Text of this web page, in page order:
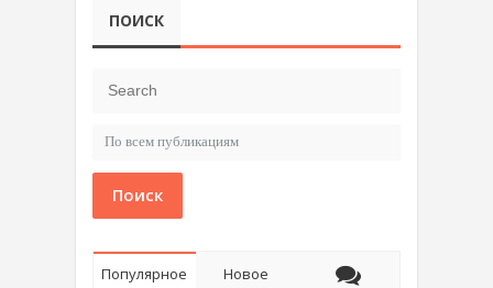
ПОИСК
Поиск
Популярное Новое